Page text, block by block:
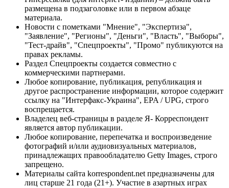
размещена в подзаголовке или в первом абзаце
материала.
Новости с пометками "Мнение", "Экспертиза",
"Заявление", "Регионы", "Деньги", "Власть", "Выборы",
"Тест-драйв", "Спецпроекты", "Промо" публикуются на
правах рекламы.
Раздел Спецпроекты создается совместно с
коммерческими партнерами.
Любое копирование, публикация, републикация и
другое распространение информации, которое содержит
ссылку на "Интерфакс-Украина", EPA / UPG, строго
воспрещается.
Владелец веб-страницы в разделе Я- Корреспондент
является автор публикации.
Любое копирование, перепечатка и воспроизведение
фотографий и/или аудиовизуальных материалов,
принадлежащих правообладателю Getty Images, строго
запрещено.
Материалы сайта korrespondent.net предназначены для
лиц старше 21 года (21+). Участие в азартных играх